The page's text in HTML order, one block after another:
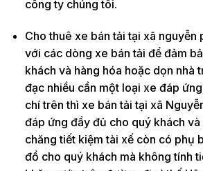
công ty chúng tôi.
Cho thuê xe bán tải tại xã nguyễn
với các dòng xe bán tải để đảm
khách và hàng hóa hoặc dọn nhà
đạc nhiều cần một loại xe đáp
chí trên thì xe bán tải tại xã
đáp ứng đầy đủ cho quý khách
chăng tiết kiệm tài xế còn có phụ
đồ cho quý khách mà không tính